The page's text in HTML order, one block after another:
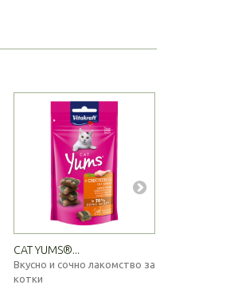
CAT YUMS®...
Вкусно и сочно лакомство за
котки